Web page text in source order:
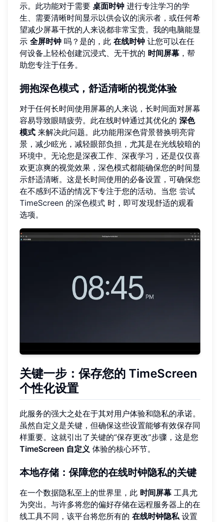
示。此功能对于需要 桌面时钟 进行专注学习的学
生、需要清晰时间显示以供会议的演示者，或任何希
望减少屏幕干扰的人来说都非常宝贵。我的电脑能显
示 全屏时钟 吗？是的，此 在线时钟 让您可以在任
何设备上轻松创建沉浸式、无干扰的 时间屏幕 ，帮
助您专注于任务。
拥抱深色模式，舒适清晰的视觉体验
对于任何长时间使用屏幕的人来说，长时间面对屏幕
容易导致眼睛疲劳。此在线时钟通过其优化的 深色
模式 来解决此问题。此功能用深色背景替换明亮背
景，减少眩光，减轻眼部负担，尤其是在光线较暗的
环境中。无论您是深夜工作、深夜学习，还是仅仅喜
欢更凉爽的视觉效果，深色模式都能确保您的时间显
示舒适清晰。这是长时间使用的必备设置，可确保您
在不感到不适的情况下专注于您的活动。当您 尝试
TimeScreen 的深色模式 时，即可发现舒适的观看
选项。
关键一步：保存您的 TimeScreen
个性化设置
此服务的强大之处在于其对用户体验和隐私的承诺。
虽然自定义是关键，但确保这些设置能够有效保存同
样重要。这就引出了关键的“保存更改”步骤，这是您
TimeScreen 自定义 体验的核心环节。
本地存储：保障您的在线时钟隐私的关键
在一个数据隐私至上的世界里，此 时间屏幕 工具尤
为突出。与许多将您的偏好存储在远程服务器上的在
线工具不同，该平台将您所有的 在线时钟隐私设置